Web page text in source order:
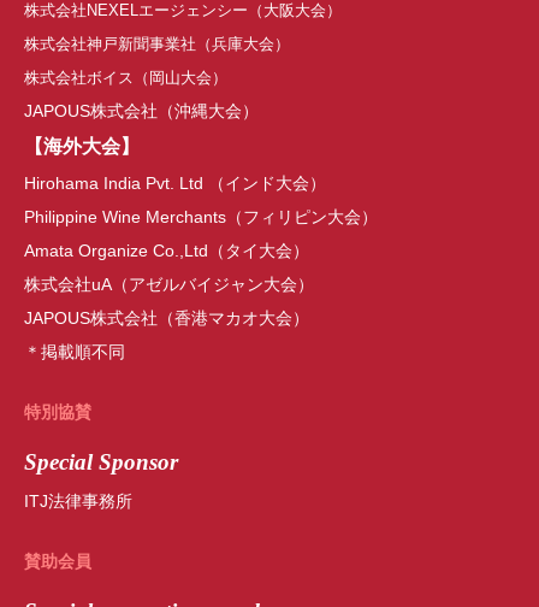
株式会社NEXELエージェンシー （ 大阪大会 ）
株式会社神戸新聞事業社（兵庫大会）
株式会社ボイス （岡山大会）
JAPOUS株式会社（沖縄大会）
【海外大会】
Hirohama India Pvt. Ltd （インド大会）
Philippine Wine Merchants（フィリピン大会）
Amata Organize Co.,Ltd（タイ大会）
株式会社uA（アゼルバイジャン大会）
JAPOUS株式会社（香港マカオ大会）
＊掲載順不同
特別協賛
Special Sponsor
ITJ法律事務所
賛助会員